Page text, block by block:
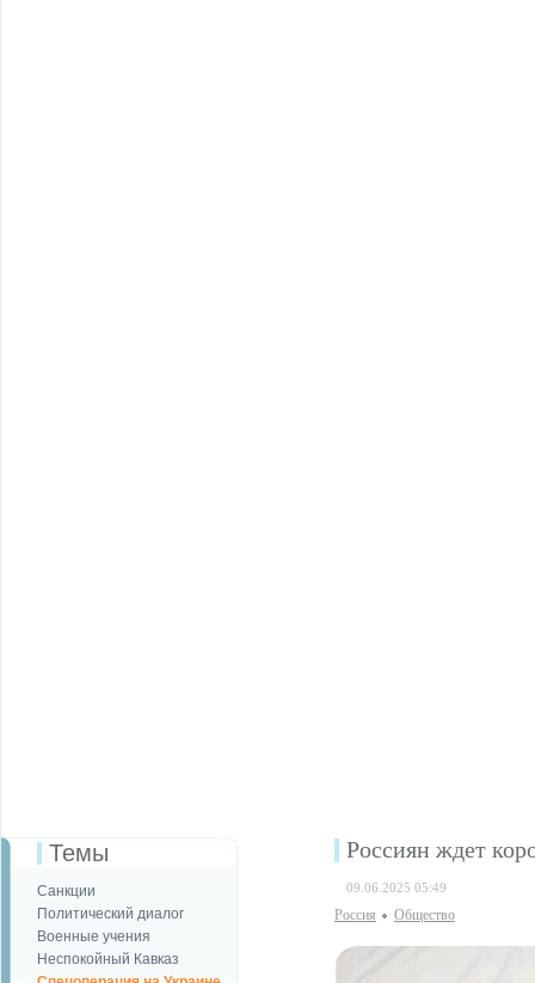
Темы
Санкции
Политический диалог
Военные учения
Неспокойный Кавказ
Россиян ждет
09.06.2025 05:49
Россия Общество